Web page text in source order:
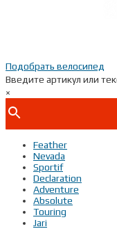
Подобрать велосипед
Введите артикул или
×
Feather
Nevada
Sportif
Declaration
Adventure
Absolute
Touring
Jari